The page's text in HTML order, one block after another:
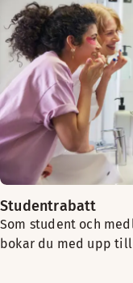
Studentrabatt
Som student och
bokar du med upp